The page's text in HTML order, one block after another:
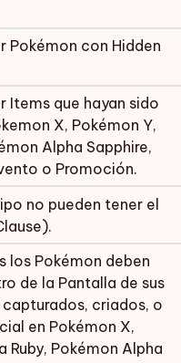
Pokémon con Hidden
Items que hayan sido
X, Pokémon Y,
Alpha Sapphire,
o Promoción.
no pueden tener el
los Pokémon deben
de la Pantalla de sus
criados, o
en Pokémon X,
Ruby, Pokémon Alpha